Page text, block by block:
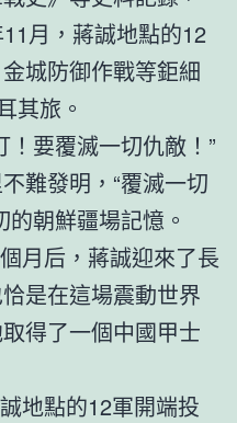
月，蔣誠地點的12
城防御作戰等鉅細
其旅。
要覆滅一切仇敵！”
難發明，“覆滅一切
朝鮮疆場記憶。
后，蔣誠迎來了長
是在這場震動世界
得了一個中國甲士
點的12軍開端投